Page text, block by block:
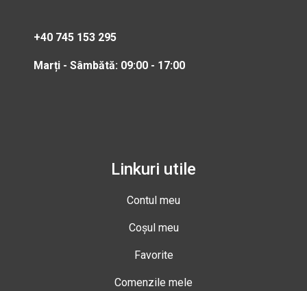
+40 745 153 295
Marți - Sâmbătă: 09:00 - 17:00
Linkuri utile
Contul meu
Coșul meu
Favorite
Comenzile mele